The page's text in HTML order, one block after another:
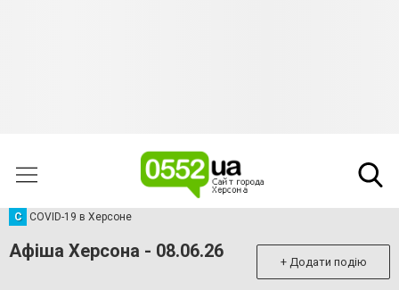
C COVID-19 в Херсоне
Афіша Херсона - 08.06.26 + Додати подію